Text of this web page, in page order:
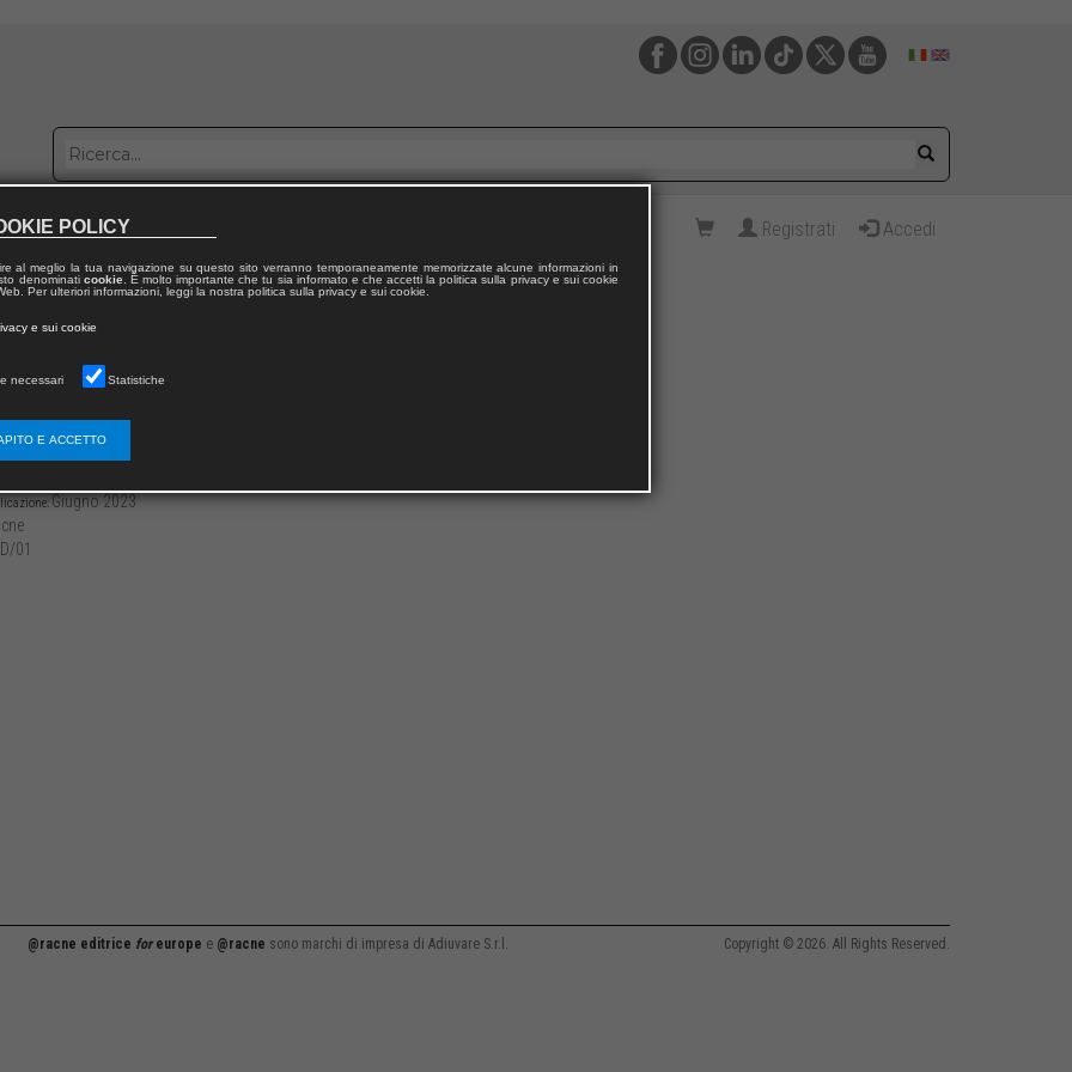
con noi Registrati Accedi
Giugno 2023
01
@racne editrice foreurope e @racne sono marchi di impresa di Adiuvare S.r.l. Copyright © 2026. All Rights Reserved.
POLICY
al meglio la tua navigazione su questo sito verranno temporaneamente memorizzate alcune informazioni in
denominati cookie. È molto importante che tu sia informato e che accetti la politica sulla privacy e sui cookie
Per ulteriori informazioni, leggi la nostra politica sulla privacy e sui cookie.
e sui cookie
necessari Statistiche
E ACCETTO